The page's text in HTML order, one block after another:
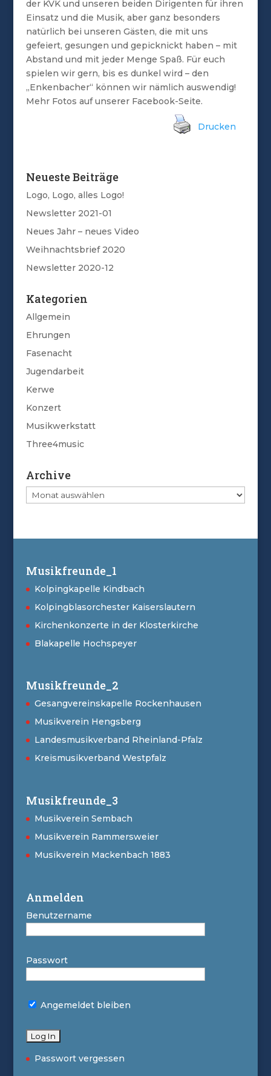
der KVK und unseren beiden Dirigenten für ihren
Einsatz und die Musik, aber ganz besonders
natürlich bei unseren Gästen, die mit uns
gefeiert, gesungen und gepicknickt haben – mit
Abstand und mit jeder Menge Spaß. Für euch
spielen wir gern, bis es dunkel wird – den
„Enkenbacher“ können wir nämlich auswendig!
Mehr Fotos auf unserer Facebook-Seite.
Drucken
Neueste Beiträge
Logo, Logo, alles Logo!
Newsletter 2021-01
Neues Jahr – neues Video
Weihnachtsbrief 2020
Newsletter 2020-12
Kategorien
Allgemein
Ehrungen
Fasenacht
Jugendarbeit
Kerwe
Konzert
Musikwerkstatt
Three4music
Archive
Archive
Musikfreunde_1
Kolpingkapelle Kindbach
Kolpingblasorchester Kaiserslautern
Kirchenkonzerte in der Klosterkirche
Blakapelle Hochspeyer
Musikfreunde_2
Gesangvereinskapelle Rockenhausen
Musikverein Hengsberg
Landesmusikverband Rheinland-Pfalz
Kreismusikverband Westpfalz
Musikfreunde_3
Musikverein Sembach
Musikverein Rammersweier
Musikverein Mackenbach 1883
Anmelden
Benutzername
Passwort
Angemeldet bleiben
Passwort vergessen